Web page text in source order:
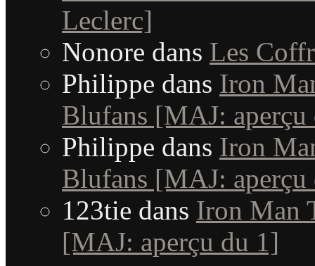
Leclerc]
Nonore dans Les
Philippe dans Iron
Blufans [MAJ: aperçu
Philippe dans Iron
Blufans [MAJ: aperçu
123tie dans Iron Man
[MAJ: aperçu du 1]